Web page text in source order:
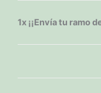
1x ¡¡Envía tu ramo